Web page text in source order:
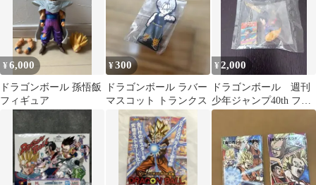
¥6,000
ドラゴンボール 孫悟飯
フィギュア
¥300
ドラゴンボール ラバー
マスコット トランクス
¥2,000
ドラゴンボール 週刊
少年ジャンプ40th フィ
ギュアキーチェーン